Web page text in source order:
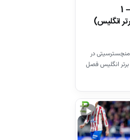
خلاصه بازی وستهم 1 – 1
انگلیس)
در
انگلیس فصل
▶